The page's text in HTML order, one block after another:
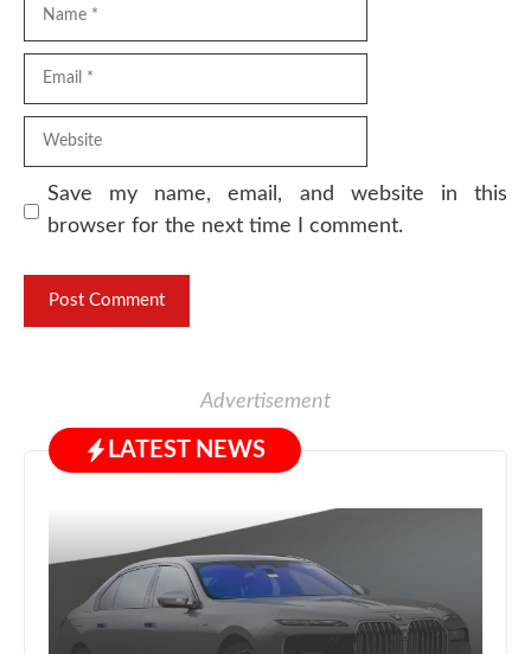
Save my name, email, and website in this
browser for the next time I comment.
Advertisement
LATEST NEWS